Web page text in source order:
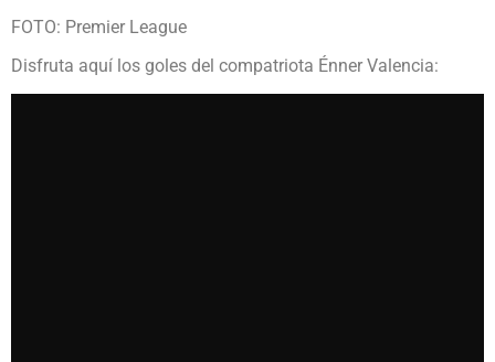
FOTO: Premier League
Disfruta aquí los goles del compatriota Énner Valencia: